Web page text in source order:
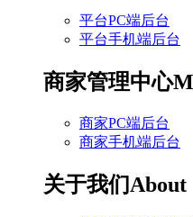
平台PC端后台
平台手机端后台
商家管理中心
商家PC端后台
商家手机端后台
关于我们About